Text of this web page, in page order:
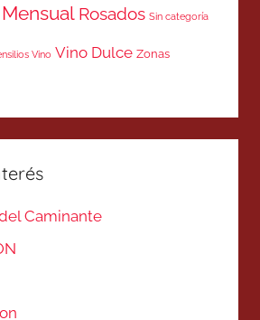
Rosados Sin categoría
Vino Vino Dulce Zonas
Caminante